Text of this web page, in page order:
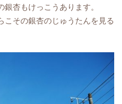
杏もけっこうあります。
その銀杏のじゅうたんを見る